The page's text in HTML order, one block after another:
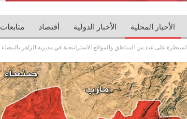
الأخبار المحلية الأخبار الدولية أقتصاد متابعات
السيطرة على عدد من المناطق والمواقع الاستراتيجية في مديرية الزاهر بالبيضاء